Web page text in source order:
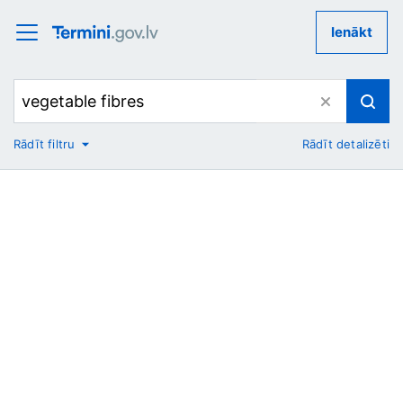
Ienākt
No
Rādīt filtru Rādīt detalizēti